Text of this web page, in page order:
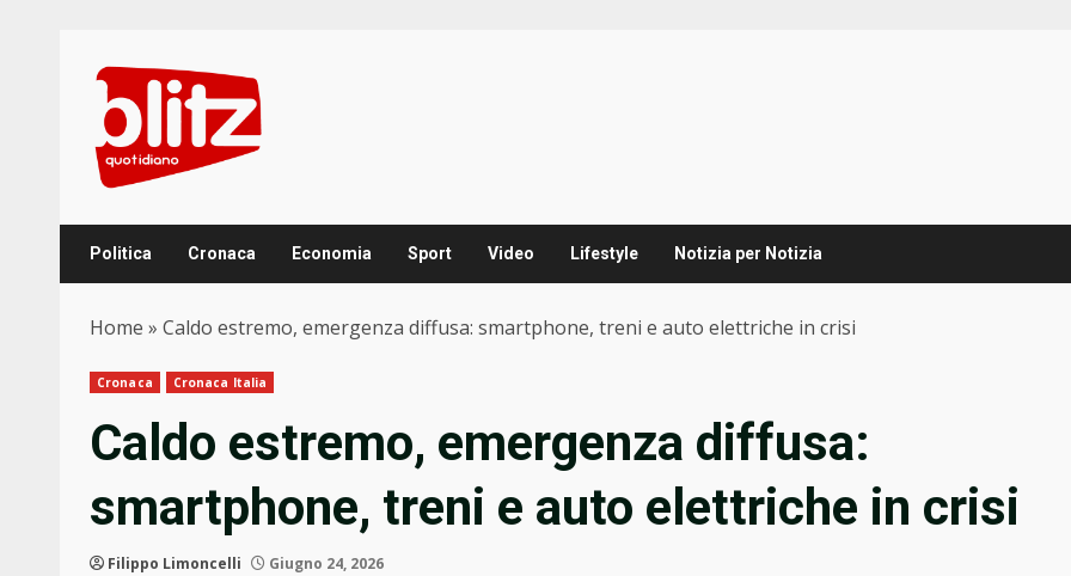
content
Politica Cronaca Economia Sport Video Lifestyle Notizia per Notizia
Home » Caldo estremo, emergenza diffusa: smartphone, treni e auto elettriche in crisi
Cronaca Cronaca Italia
Caldo estremo, emergenza diffusa:
smartphone, treni e auto elettriche in crisi
Filippo Limoncelli Giugno 24, 2026